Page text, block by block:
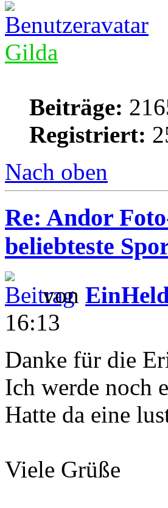
Gilda
Beiträge:
Registriert:
Nach oben
Re: Andor
beliebteste
von
16:13
Danke für die
Ich werde noch
Hatte da eine
Viele Grüße